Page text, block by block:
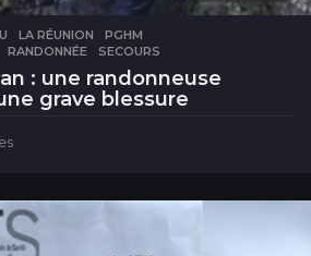
,LA RÉUNION ,PGHM
,RANDONNÉE ,SECOURS
: une randonneuse
grave blessure
u
r
e